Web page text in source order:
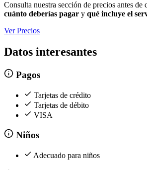
Consulta nuestra sección de precios antes de
cuánto deberías pagar y qué incluye el
Ver Precios
Datos interesantes
Pagos
Tarjetas de crédito
Tarjetas de débito
VISA
Niños
Adecuado para niños